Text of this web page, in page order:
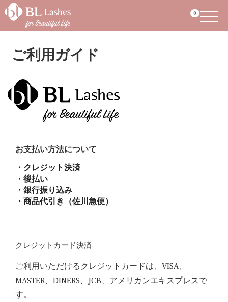
0 Menu
ご利用ガイド
お支払い方法について
・クレジット決済
・後払い
・銀行振り込み
・商品代引き（佐川急便）
クレジットカード決済
ご利用いただけるクレジットカードは、VISA、
MASTER、DINERS、JCB、アメリカンエキスプレスで
す。